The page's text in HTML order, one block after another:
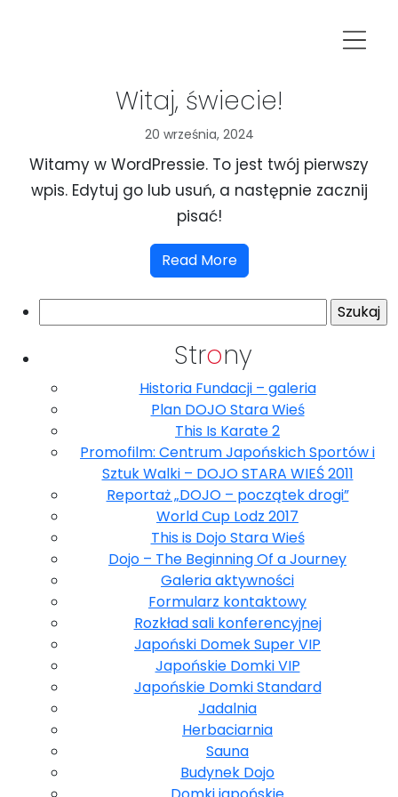
Witaj, świecie!
20 września, 2024
Witamy w WordPressie. To jest twój pierwszy
wpis. Edytuj go lub usuń, a następnie zacznij
pisać!
Read More
Strony
Historia Fundacji – galeria
Plan DOJO Stara Wieś
This Is Karate 2
Promofilm: Centrum Japońskich Sportów i
Sztuk Walki – DOJO STARA WIEŚ 2011
Reportaż „DOJO – początek drogi”
World Cup Lodz 2017
This is Dojo Stara Wieś
Dojo – The Beginning Of a Journey
Galeria aktywności
Formularz kontaktowy
Rozkład sali konferencyjnej
Japoński Domek Super VIP
Japońskie Domki VIP
Japońskie Domki Standard
Jadalnia
Herbaciarnia
Sauna
Budynek Dojo